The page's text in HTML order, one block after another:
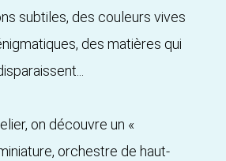
subtiles, des couleurs vives
des matières qui
on découvre un «
orchestre de haut-